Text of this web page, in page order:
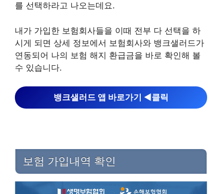
를 선택하라고 나오는데요.
내가 가입한 보험회사들을 이때 전부 다 선택을 하
시게 되면 상세 정보에서 보험회사와 뱅크샐러드가
연동되어 나의 보험 해지 환급금을 바로 확인해 볼
수 있습니다.
뱅크샐러드 앱 바로가기 ◀︎클릭
보험 가입내역 확인